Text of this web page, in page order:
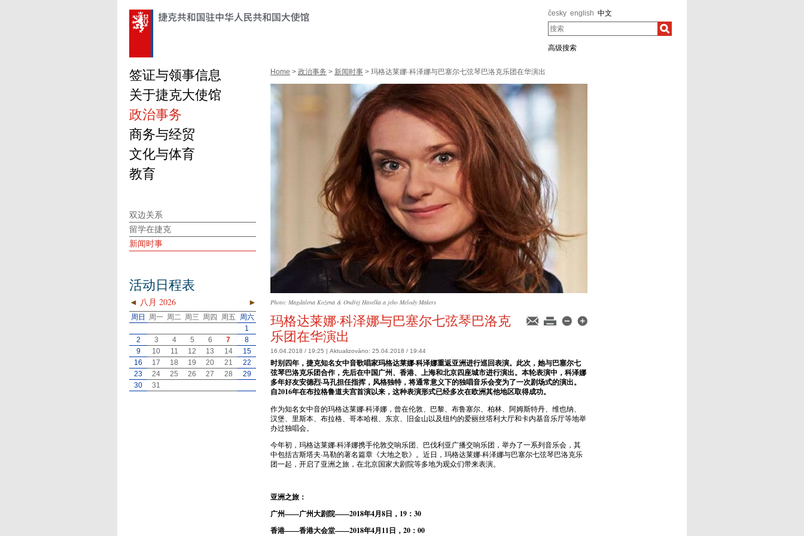
česky english 中文
搜索
高级搜索
Home > 政治事务 > 新闻时事 > 玛格达莱娜·科泽娜与巴塞尔七弦琴巴洛克乐团在华演出
Photo: Magdalena Kožená & Ondřej Havelka a jeho Melody Makers
玛格达莱娜·科泽娜与巴塞尔七弦琴巴洛克
乐团在华演出
16.04.2018 / 19:25 | Aktualizováno: 25.04.2018 / 19:44
时别四年，捷克知名女中音歌唱家玛格达莱娜·科泽娜重返亚洲进行巡回表演。此次，她与巴塞尔七
弦琴巴洛克乐团合作，先后在中国广州、香港、上海和北京四座城市进行演出。本轮表演中，科泽娜
多年好友安德烈·马孔担任指挥，风格独特，将通常意义下的独唱音乐会变为了一次剧场式的演出。
自2016年在布拉格鲁道夫宫首演以来，这种表演形式已经多次在欧洲其他地区取得成功。
作为知名女中音的玛格达莱娜·科泽娜，曾在伦敦、巴黎、布鲁塞尔、柏林、阿姆斯特丹、维也纳、
汉堡、里斯本、布拉格、哥本哈根、东京、旧金山以及纽约的爱丽丝塔利大厅和卡内基音乐厅等地举
办过独唱会。
今年初，玛格达莱娜·科泽娜携手伦敦交响乐团、巴伐利亚广播交响乐团，举办了一系列音乐会，其
中包括古斯塔夫·马勒的著名篇章《大地之歌》。近日，玛格达莱娜·科泽娜与巴塞尔七弦琴巴洛克乐
团一起，开启了亚洲之旅，在北京国家大剧院等多地为观众们带来表演。
亚洲之旅：
广州——广州大剧院——2018年4月8日， 19 ： 30
香港——香港大会堂——2018年4月11日， 20 ： 00
签证与领事信息
关于捷克大使馆
政治事务
商务与经贸
文化与体育
教育
双边关系
留学在捷克
新闻时事
活动日程表
◄ ►
八月 2026
周日 周一 周二 周三 周四 周五
周六
1
2
3 4 5 6 7
8
9
10 11 12 13 14
15
16
17 18 19 20 21
22
23
24 25 26 27 28
29
30
31